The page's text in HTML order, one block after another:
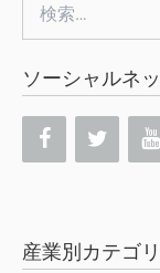
索:
ソーシャルネ
産業別カテゴ